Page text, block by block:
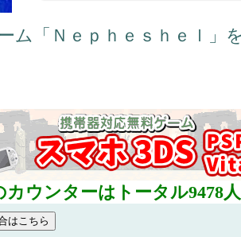
ム「Ｎｅｐｈｅｓｈｅｌ」
カウンターはトータル9478